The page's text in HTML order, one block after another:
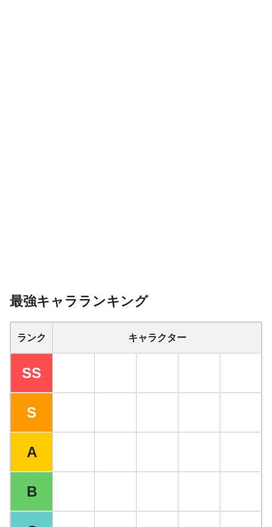
最強キャラランキング
ランク キャラクター
SS
S
A
B